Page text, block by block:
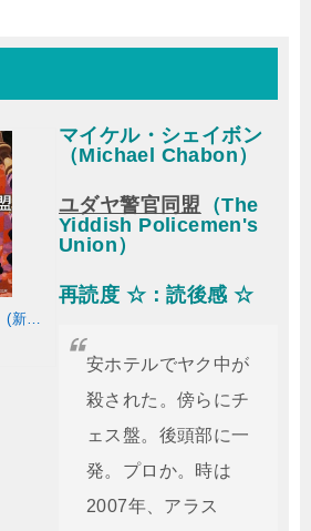
ユダヤ警官同盟〈上〉 (新潮文庫)
マイケル・シェイボン
（Michael Chabon）
ユダヤ警官同盟 （The
Yiddish Policemen's
Union）
再読度 ☆：読後感 ☆
安ホテルでヤク中が
殺された。傍らにチ
ェス盤。後頭部に一
発。プロか。時は
2007年、アラス